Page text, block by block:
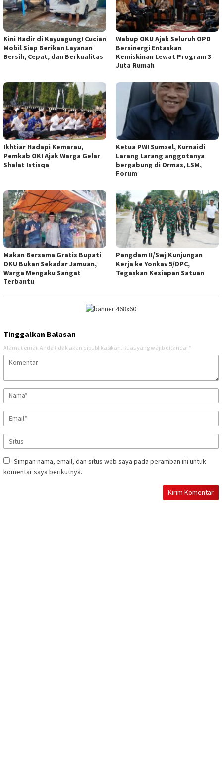
Kini Hadir di Kayuagung! Cucian
Mobil Siap Berikan Layanan
Bersih, Cepat, dan Berkualitas
Wabup OKU Ajak Seluruh OPD
Bersinergi Entaskan
Kemiskinan Lewat Program 3
Juta Rumah
Ikhtiar Hadapi Kemarau,
Pemkab OKI Ajak Warga Gelar
Shalat Istisqa
Ketua PWI Sumsel, Kurnaidi
Larang Larang anggotanya
bergabung di Ormas, LSM,
Forum
Makan Bersama Gratis Bupati
OKU Bukan Sekadar Jamuan,
Warga Mengaku Sangat
Terbantu
Pangdam II/Swj Kunjungan
Kerja ke Yonkav 5/DPC,
Tegaskan Kesiapan Satuan
Tinggalkan Balasan
Alamat email Anda tidak akan dipublikasikan. Ruas yang wajib ditandai *
Simpan nama, email, dan situs web saya pada peramban ini untuk
komentar saya berikutnya.